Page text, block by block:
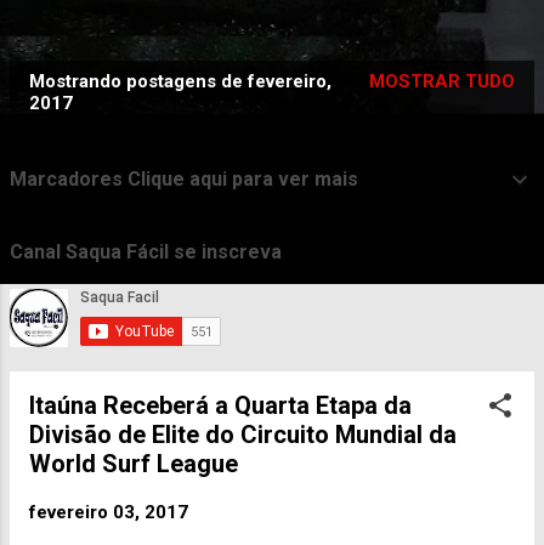
t
g
e
n
s
Mostrando postagens de fevereiro,
2017
MOSTRAR TUDO
Marcadores Clique aqui para ver mais
Canal Saqua Fácil se inscreva
Itaúna Receberá a Quarta Etapa da
Divisão de Elite do Circuito Mundial da
World Surf League
fevereiro 03, 2017